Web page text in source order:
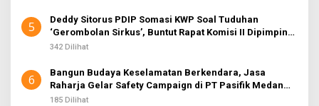
5
Deddy Sitorus PDIP Somasi KWP Soal Tuduhan
‘Gerombolan Sirkus’, Buntut Rapat Komisi II Dipimpin
Sufmi Dasco Ahmad
342 Dilihat
6
Bangun Budaya Keselamatan Berkendara, Jasa
Raharja Gelar Safety Campaign di PT Pasifik Medan
Industri
185 Dilihat